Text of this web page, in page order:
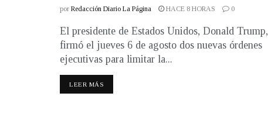
por Redacción Diario La Página HACE 8 HORAS 0
El presidente de Estados Unidos, Donald Trump,
firmó el jueves 6 de agosto dos nuevas órdenes
ejecutivas para limitar la...
LEER MÁS